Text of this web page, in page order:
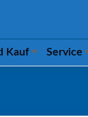
Kauf Service